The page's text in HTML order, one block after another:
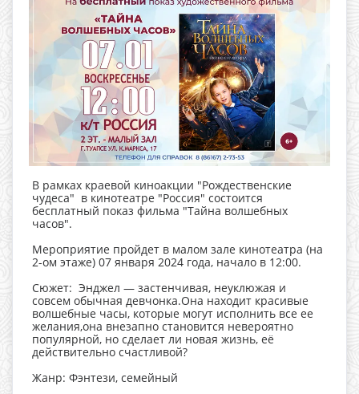
В рамках краевой киноакции "Рождественские
чудеса" в кинотеатре "Россия" состоится
бесплатный показ фильма "Тайна волшебных
часов".
Мероприятие пройдет в малом зале кинотеатра (на
2-ом этаже) 07 января 2024 года, начало в 12:00.
Сюжет: Энджел — застенчивая, неуклюжая и
совсем обычная девчонка.Она находит красивые
волшебные часы, которые могут исполнить все ее
желания,она внезапно становится невероятно
популярной, но сделает ли новая жизнь, её
действительно счастливой?
Жанр: Фэнтези, семейный